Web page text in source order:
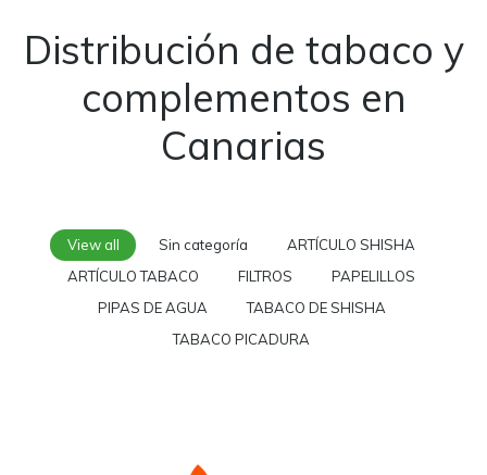
Distribución de tabaco y
complementos en
Canarias
View all Sin categoría
ARTÍCULO SHISHA
ARTÍCULO TABACO
FILTROS
PAPELILLOS
PIPAS DE AGUA
TABACO DE SHISHA
TABACO PICADURA